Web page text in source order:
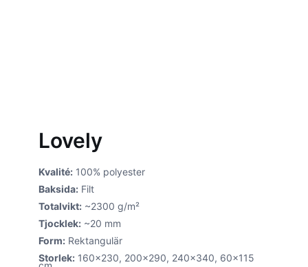
Lovely
Kvalité: 100% polyester
Baksida: Filt
Totalvikt: ~2300 g/m²
Tjocklek: ~20 mm
Form: Rektangulär
Storlek: 160×230, 200×290, 240×340, 60×115